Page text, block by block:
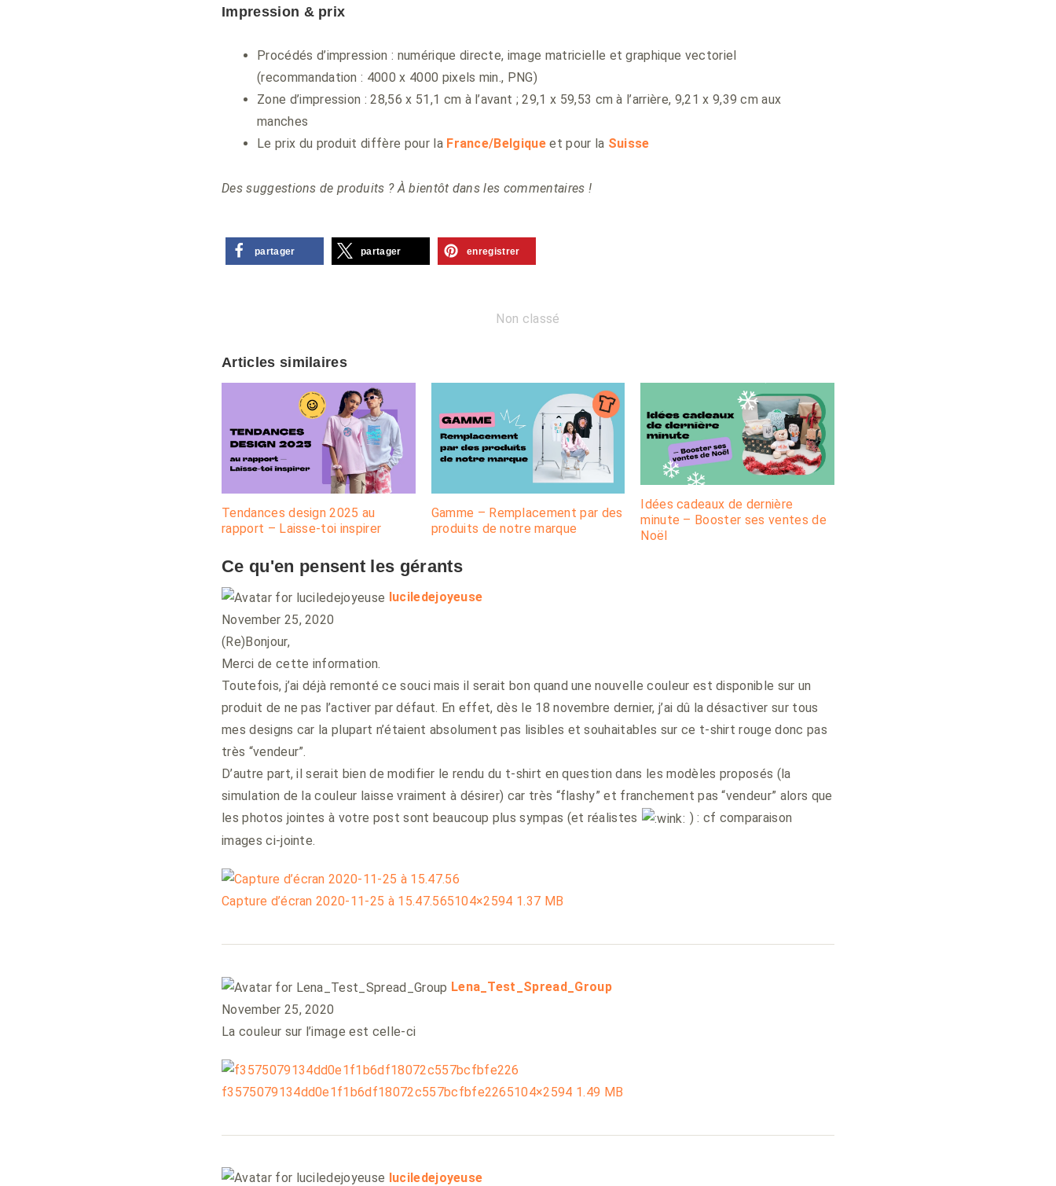
Impression & prix
Procédés d’impression : numérique directe, image matricielle et graphique vectoriel
(recommandation : 4000 x 4000 pixels min., PNG)
Zone d’impression : 28,56 x 51,1 cm à l’avant ; 29,1 x 59,53 cm à l’arrière, 9,21 x 9,39 cm aux
manches
Le prix du produit diffère pour la France/Belgique et pour la Suisse
Des suggestions de produits ? À bientôt dans les commentaires !
partager partager enregistrer
Non classé
Articles similaires
Tendances design 2025 au
rapport – Laisse-toi inspirer
Gamme – Remplacement par des
produits de notre marque
Idées cadeaux de dernière
minute – Booster ses ventes de
Noël
Ce qu'en pensent les gérants
luciledejoyeusesays:
November 25, 2020
(Re)Bonjour,
Merci de cette information.
Toutefois, j’ai déjà remonté ce souci mais il serait bon quand une nouvelle couleur est disponible sur un
produit de ne pas l’activer par défaut. En effet, dès le 18 novembre dernier, j’ai dû la désactiver sur tous
mes designs car la plupart n’étaient absolument pas lisibles et souhaitables sur ce t-shirt rouge donc pas
très “vendeur”.
D’autre part, il serait bien de modifier le rendu du t-shirt en question dans les modèles proposés (la
simulation de la couleur laisse vraiment à désirer) car très “flashy” et franchement pas “vendeur” alors que
les photos jointes à votre post sont beaucoup plus sympas (et réalistes
) : cf comparaison
images ci-jointe.
Capture d’écran 2020-11-25 à 15.47.565104×2594 1.37 MB
Lena_Test_Spread_Groupsays:
November 25, 2020
La couleur sur l’image est celle-ci
f3575079134dd0e1f1b6df18072c557bcfbfe2265104×2594 1.49 MB
luciledejoyeusesays: